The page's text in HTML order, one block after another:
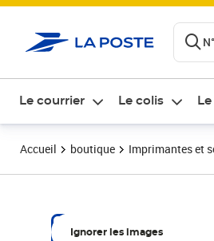
Le courrier Le colis
Accueil boutique Imprimantes et
Ignorer les images